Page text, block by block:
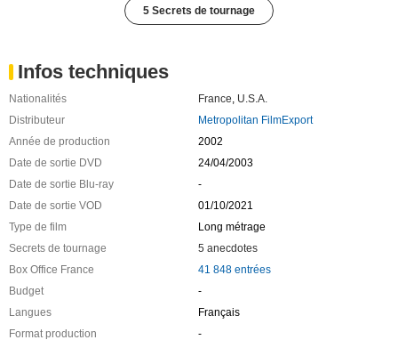
5 Secrets de tournage
Infos techniques
Nationalités France, U.S.A.
Distributeur
Metropolitan FilmExport
Année de production
2002
Date de sortie DVD
24/04/2003
Date de sortie Blu-ray
-
Date de sortie VOD
01/10/2021
Type de film
Long métrage
Secrets de tournage
5 anecdotes
Box Office France
41 848 entrées
Budget
-
Langues
Français
Format production
-